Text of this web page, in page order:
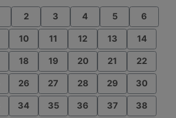
2 3 4 5 6
10 11 12 13 14
18 19 20 21 22
26 27 28 29 30
34 35 36 37 38